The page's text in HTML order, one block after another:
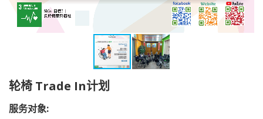
轮椅 Trade In计划
服务对象: